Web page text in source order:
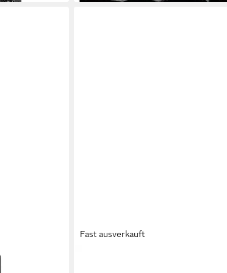
Fast ausverkauft